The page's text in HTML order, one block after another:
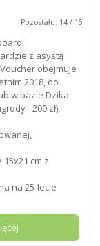
Pozostało: 14 / 15
z asystą
obejmuje
2018, do
w bazie Dzika
- 200 zł),
cm z
na 25-lecie